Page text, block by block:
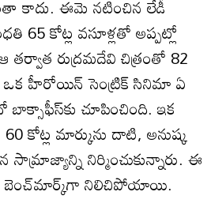
కాదు. ఈమె నటించిన లేడీ
65 కోట్ల వసూళ్లతో అప్పట్లో
తర్వాత రుద్రమదేవి చిత్రంతో 82
ఒక హీరోయిన్ సెంట్రిక్ సినిమా ఏ
బాక్సాఫీస్‌కు చూపించింది. ఇక
మార్కును దాటి, అనుష్క
సామ్రాజ్యాన్ని నిర్మించుకున్నారు. ఈ
బెంచ్‌మార్క్‌గా నిలిచిపోయాయి.